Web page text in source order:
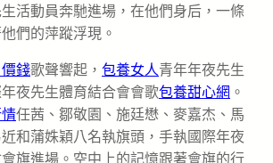
活動員奔馳進場，在他們身后，一條
們的萍蹤浮現。
錢歌聲響起， 包養女人青年年夜先生
夜先生體育結合會會歌包養甜心網 。
任茜、鄒敬園、施廷懋、麥嘉杰、馬
和蒲姝穎八名執旗頭，手執國際年夜
旗進場。空中上的記憶跟著會旗的行